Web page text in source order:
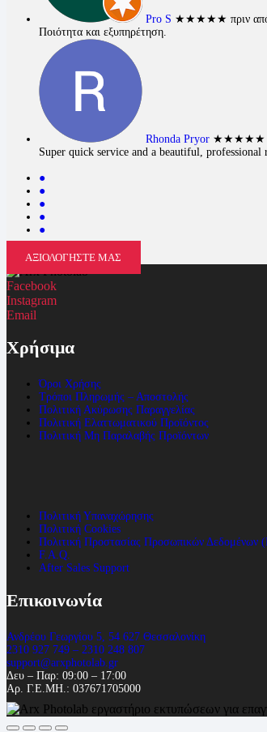
Pro S ★★★★★ πριν
Ποιότητα και εξυπηρέτηση.
Rhonda Pryor ★★★★★
Super quick service and a beautiful,
●
●
●
●
●
ΑΞΙΟΛΟΓΗΣΤΕ ΜΑΣ
Facebook
Instagram
Email
Χρήσιμα
Όροι Χρήσης
Τρόποι Πληρωμής – Αποστολής
Πολιτική Ακύρωσης Παραγγελίας
Πολιτική Ελαττωματικού Προϊόντος
Πολιτική Μη Παραλαβής Προϊόντων
Πολιτική Υπαναχώρησης
Πολιτική Cookies
Πολιτική Προστασίας Προσωπικών Δεδομένων
F.A.Q.
After Sales Support
Επικοινωνία
Ανδρέου Γεωργίου 5, 54 627 Θεσσαλονίκη
2310 927 749 – 2310 248 807
support@arxphotolab.gr
Δευ – Παρ: 09:00 – 17:00
Αρ. Γ.Ε.ΜΗ.: 037671705000